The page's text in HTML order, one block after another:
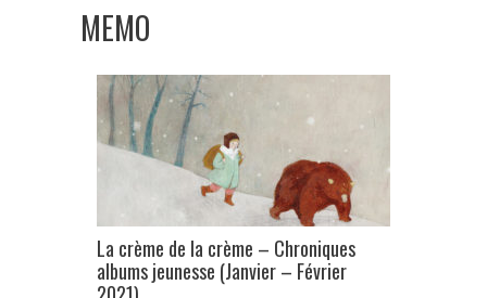
MEMO
La crème de la crème – Chroniques
albums jeunesse (Janvier – Février